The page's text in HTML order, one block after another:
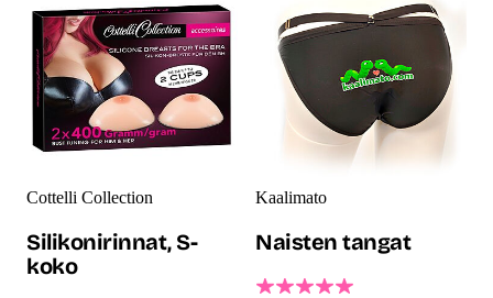
Cottelli Collection
Silikonirinnat, S-
koko
Kaalimato
Naisten tangat